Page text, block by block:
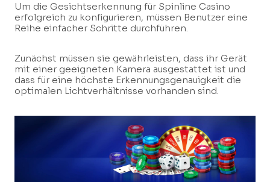
Um die Gesichtserkennung für Spinline Casino
erfolgreich zu konfigurieren, müssen Benutzer eine
Reihe einfacher Schritte durchführen.
Zunächst müssen sie gewährleisten, dass ihr Gerät
mit einer geeigneten Kamera ausgestattet ist und
dass für eine höchste Erkennungsgenauigkeit die
optimalen Lichtverhältnisse vorhanden sind.